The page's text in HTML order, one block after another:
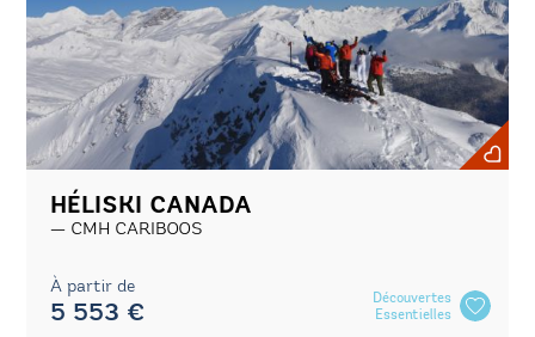
HÉLISKI CANADA
CMH CARIBOOS
À partir de
5 553 €
Découvertes
Essentielles